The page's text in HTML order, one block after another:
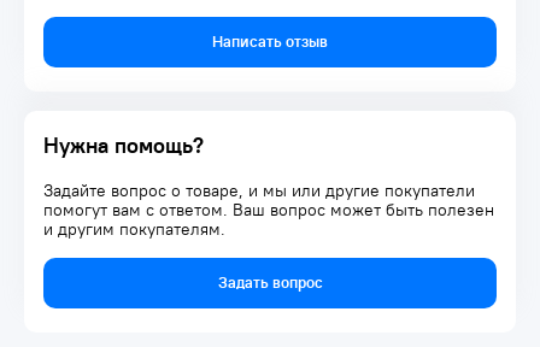
Написать отзыв
Нужна помощь?
Задайте вопрос о товаре, и мы или другие покупатели
помогут вам с ответом. Ваш вопрос может быть полезен
и другим покупателям.
Задать вопрос